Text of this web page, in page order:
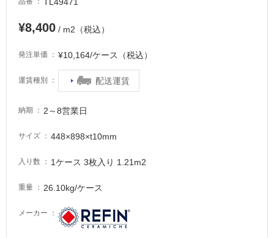
¥8,400 / m2（税込）
発注単価 ¥10,164/ケース（税込）
運賃種別 配送運賃
納期 2～8営業日
サイズ 448×898×t10mm
入り数 1ケース 3枚入り 1.21m2
重量 26.10kg/ケース
メーカー
が
し
い
い
内